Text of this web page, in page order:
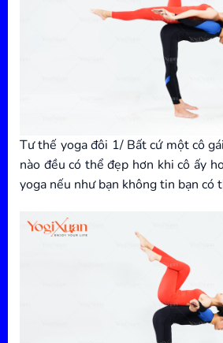
Tư thế yoga đôi 1/ Bất cứ một cô
nào đều có thể đẹp hơn khi cô ấy
yoga nếu như bạn không tin bạn có